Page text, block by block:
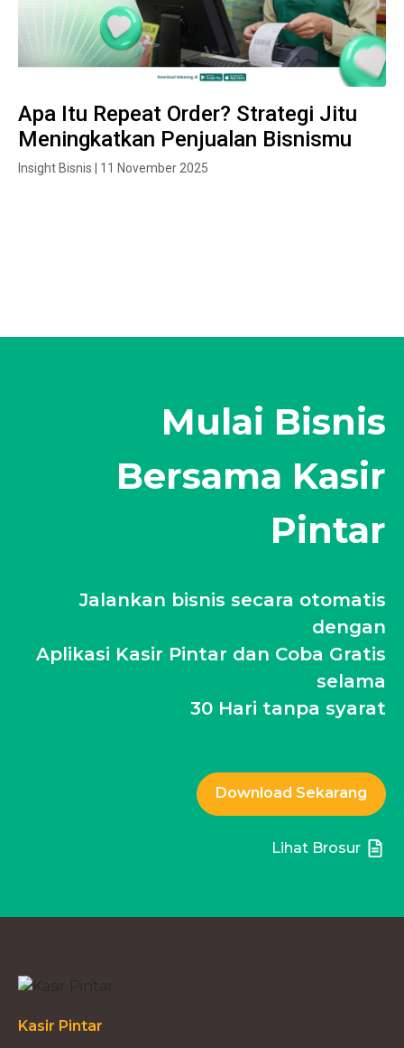
Apa Itu Repeat Order? Strategi Jitu
Meningkatkan Penjualan Bisnismu
Insight Bisnis | 11 November 2025
Mulai Bisnis
Bersama Kasir
Pintar
Jalankan bisnis secara otomatis
dengan
Aplikasi Kasir Pintar dan Coba Gratis
selama
30 Hari tanpa syarat
Download Sekarang
Lihat Brosur
Kasir Pintar